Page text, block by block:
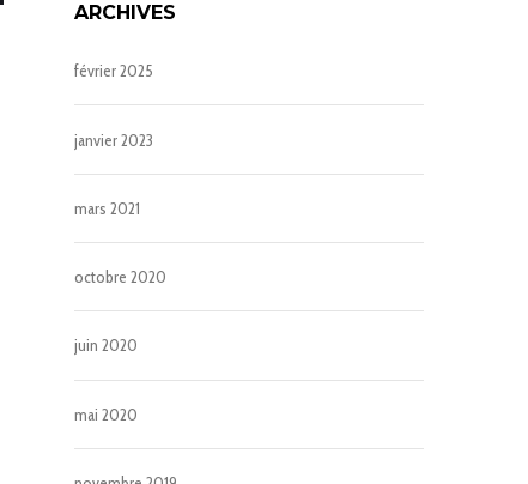
ARCHIVES
février 2025
janvier 2023
mars 2021
octobre 2020
juin 2020
mai 2020